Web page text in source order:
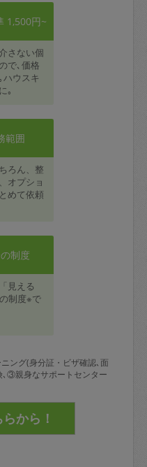
1,500円~
さない個
で､価格
ハウスキ
｡
範囲
ろん、整
オプショ
めて依頼
制度
見える
制度※で
ング(身分証・ビザ確認､面
③親身なサポートセンター